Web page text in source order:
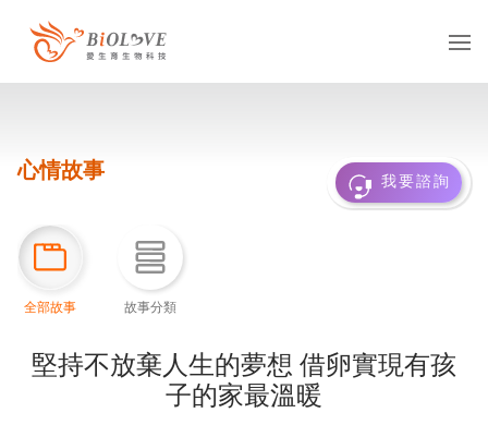
凍卵
國際醫療
凍精
基因診斷 抗癌專區
心情故事 我要諮詢
全部故事 故事分類
堅持不放棄人生的夢想 借卵實現有孩
子的家最溫暖